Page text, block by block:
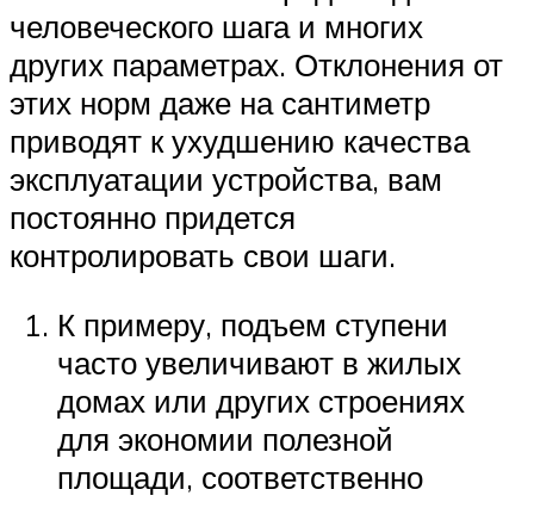
человеческого шага и многих
других параметрах. Отклонения от
этих норм даже на сантиметр
приводят к ухудшению качества
эксплуатации устройства, вам
постоянно придется
контролировать свои шаги.
К примеру, подъем ступени
часто увеличивают в жилых
домах или других строениях
для экономии полезной
площади, соответственно